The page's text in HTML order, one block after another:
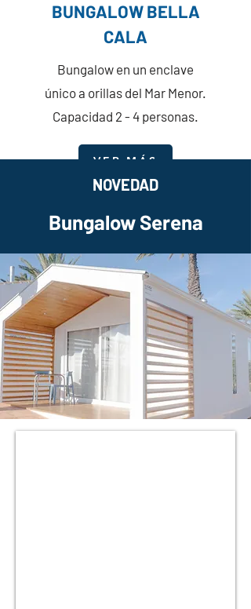
BUNGALOW BELLA
CALA
Bungalow en un enclave
único a orillas del Mar Menor.
Capacidad 2 - 4 personas.
VER MÁS
NOVEDAD
Bungalow Serena